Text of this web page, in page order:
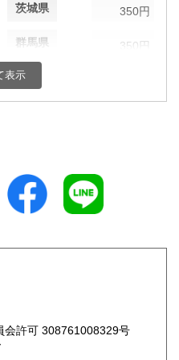
茨城県 350円
群馬県 350円
千葉県
福井県
長野県
静岡県 350円
表示
会許可 308761008329号